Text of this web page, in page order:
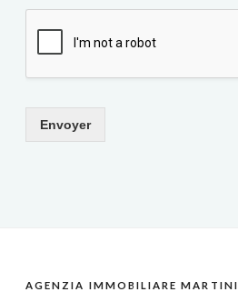
Envoyer
AGENZIA IMMOBILIARE MARTINI